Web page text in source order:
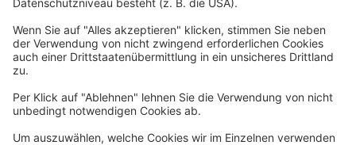
Newsletter
Per E-Mail informieren wir Sie über interessante Angebote.
Zum Newsletter anmelden
vhs Post